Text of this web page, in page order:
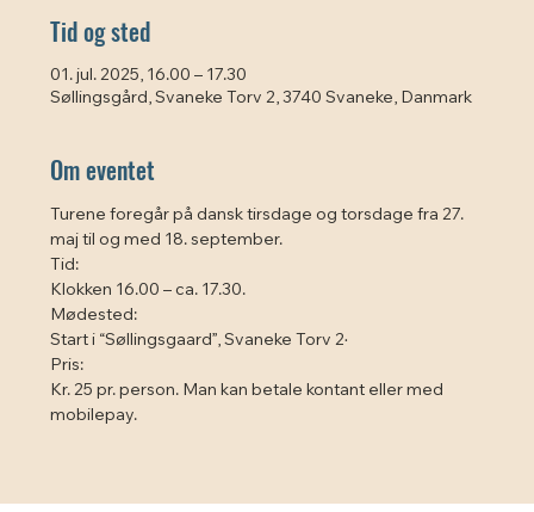
Tid og sted
01. jul. 2025, 16.00 – 17.30
Søllingsgård, Svaneke Torv 2, 3740 Svaneke, Danmark
Om eventet
Turene foregår på dansk tirsdage og torsdage fra 27.
maj til og med 18. september.
Tid:
Klokken 16.00 – ca. 17.30.
Mødested:
Start i “Søllingsgaard”, Svaneke Torv 2·
Pris:
Kr. 25 pr. person. Man kan betale kontant eller med
mobilepay.